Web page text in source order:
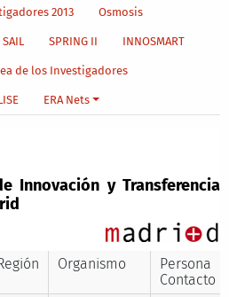
2013 Osmosis
SAIL SPRING II INNOSMART
de los Investigadores
ERA Nets
Innovación y Transferencia
Organismo
Persona
Contacto